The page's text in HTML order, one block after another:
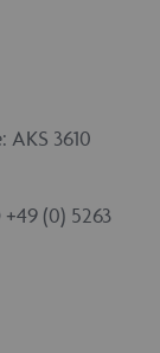
3610
(0) 5263